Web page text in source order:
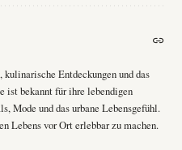
Entdeckungen und das
ist bekannt für ihre lebendigen
Mode und das urbane Lebensgefühl.
vor Ort erlebbar zu machen.